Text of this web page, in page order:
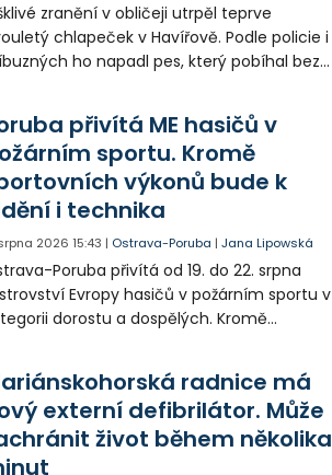
zranění v obličeji utrpěl teprve
chlapeček v Havířově. Podle policie i
ho napadl pes, který pobíhal bez
Případem už se zabývá policie, která
psa hledá.
přivítá ME hasičů v
sportu. Kromě
výkonů bude k
i technika
2026 15:43 | Ostrava-Poruba |Jana Lipowská
Poruba přivítá od 19. do 22. srpna
Evropy hasičů v požárním sportu v
dorostu a dospělých. Kromě
radnice má
externí defibrilátor. Může
život během několika